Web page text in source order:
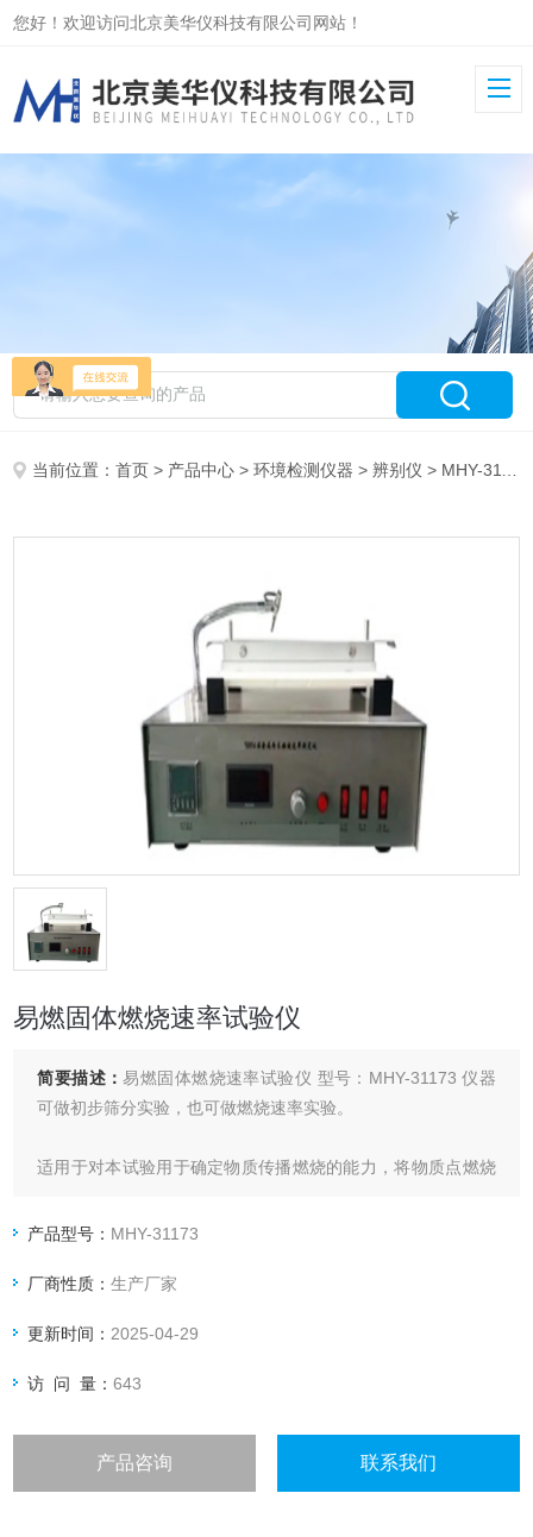
您好！欢迎访问北京美华仪科技有限公司网站！
当前位置：首页 > 产品中心 >环境检测仪器 >辨别仪 > MHY-31173易燃固体燃烧速率试验仪
易燃固体燃烧速率试验仪
简要描述：易燃固体燃烧速率试验仪 型号：MHY-31173 仪器
可做初步筛分实验，也可做燃烧速率实验。
适用于对本试验用于确定物质传播燃烧的能力，将物质点燃烧
产品型号： MHY-31173
厂商性质：生产厂家
更新时间： 2025-04-29
访 问 量：643
产品咨询 联系我们